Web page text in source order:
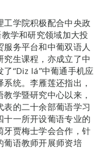
学院积极配合中央政
学和研究领域加大投
务平台和中葡双语人
生课程，亦成立了中
“Diz lá”中葡通手机应
统。李雁莲还指出，
学暨研究中心以来，
的二十余部葡语学习
一所开设葡语专业的
牙贾梅士学会合作，针
葡语教师开展师资培